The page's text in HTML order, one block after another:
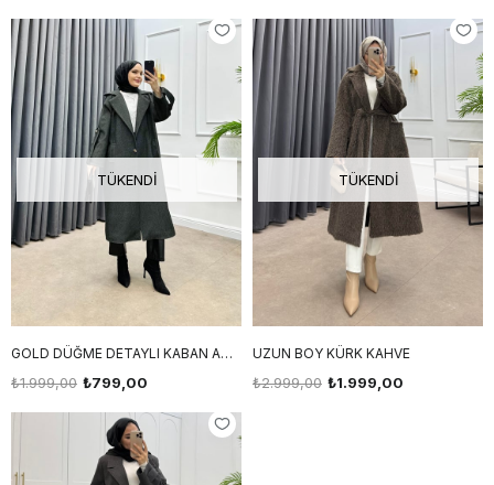
TÜKENDI
GOLD DÜĞME DETAYLI KABAN ANTRASİT ÇİZGİLİ
₺799,00
₺1.999,00
TÜKENDI
UZUN BOY KÜRK KAHVE
₺1.999,00
₺2.999,00